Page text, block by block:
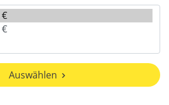
Auswählen